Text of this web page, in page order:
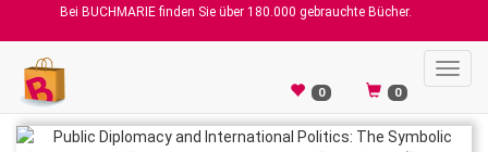
Bei BUCHMARIE finden Sie über 180.000 gebrauchte Bücher.
0 0